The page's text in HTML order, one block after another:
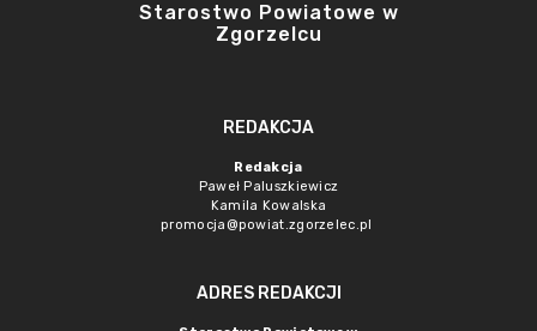
Starostwo Powiatowe w
Zgorzelcu
REDAKCJA
Redakcja
Paweł Paluszkiewicz
Kamila Kowalska
promocja@powiat.zgorzelec.pl
ADRES REDAKCJI